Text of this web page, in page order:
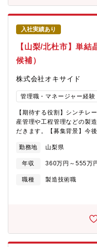
種シミュレーションやその
程を確立させています。こ
の成長とともに、事業の未
じることができます。
ティー設備などのメンテナ
理、5S活動、改善活動 な
ンに欠かせない半導体の検
電子放射断層撮影）装置に
あり、そのトップメーカー
世界シェアは95％に達する
ションの魅力】■年間休日
けます。■毎年7月に人事考
給・昇格の機会があります
る環境が整っています。■
た、フラットな職場の雰囲
業務を進めることができま
入社実績あり
【山梨/北杜市】単
候補）
株式会社オキサイド
管理職・マネージャー経験
【期待する役割】シンチレ
産管理や工程管理などの製
だきます。【募集背景】今
ます。入社後はまず現場で
業務への理解を深めながら
っていただくことを期待し
れかの業務を担っていただ
晶製造装置へのセッティン
バイス作製、など）■単結
顕微鏡を用いた寸法・外観
評価、X 線装置など用いた
記業務に使用する電気・機
勤務地 山梨県
年収 360万円～555万
職種
製造技術職